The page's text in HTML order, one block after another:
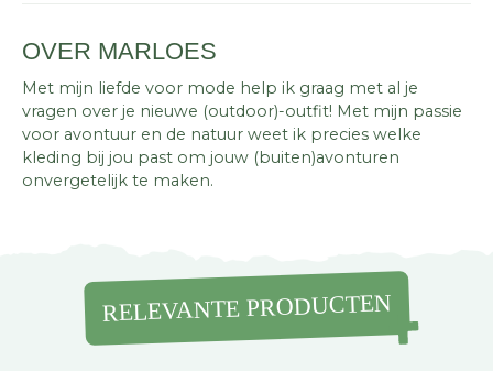
OVER MARLOES
Met mijn liefde voor mode help ik graag met al je
vragen over je nieuwe (outdoor)-outfit! Met mijn passie
voor avontuur en de natuur weet ik precies welke
kleding bij jou past om jouw (buiten)avonturen
onvergetelijk te maken.
RELEVANTE PRODUCTEN